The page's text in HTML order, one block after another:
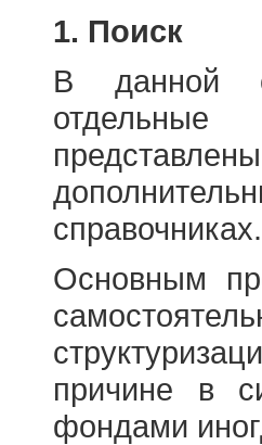
1. Поиск
В данной
справочниках.
Основным
причине в
фондами